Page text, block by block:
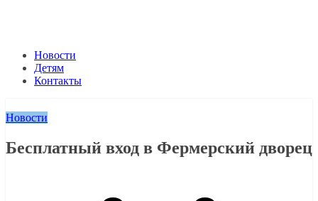
Новости
Детям
Контакты
Новости
Бесплатный вход в Фермерский дворец